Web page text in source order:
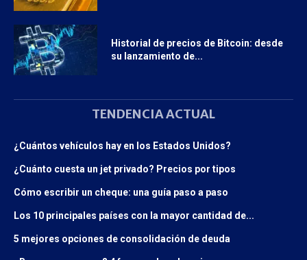
Historial de precios de Bitcoin: desde
su lanzamiento de...
TENDENCIA ACTUAL
¿Cuántos vehículos hay en los Estados Unidos?
¿Cuánto cuesta un jet privado? Precios por tipos
Cómo escribir un cheque: una guía paso a paso
Los 10 principales países con la mayor cantidad de...
5 mejores opciones de consolidación de deuda